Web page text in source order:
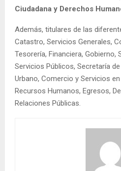
Ciudadana y Derechos
Además, titulares de las
Catastro, Servicios Generales,
Tesorería, Financiera, Gobierno,
Servicios Públicos, Secretaría
Urbano, Comercio y Servicios
Recursos Humanos, Egresos,
Relaciones Públicas.